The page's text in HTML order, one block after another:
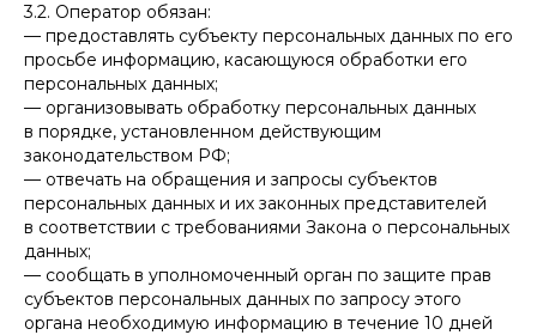
3.2. Оператор обязан:
— предоставлять субъекту персональных данных по его
просьбе информацию, касающуюся обработки его
персональных данных;
— организовывать обработку персональных данных
в порядке, установленном действующим
законодательством РФ;
— отвечать на обращения и запросы субъектов
персональных данных и их законных представителей
в соответствии с требованиями Закона о персональных
данных;
— сообщать в уполномоченный орган по защите прав
субъектов персональных данных по запросу этого
органа необходимую информацию в течение 10 дней